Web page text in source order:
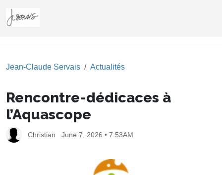
Jean-Claude Servais Actualités
Rencontre-dédicaces à
l’Aquascope
Christian June 7, 2026 • 7:53AM